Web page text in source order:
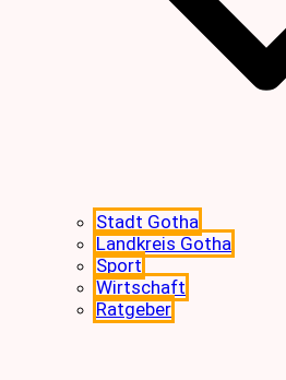
Stadt Gotha
Landkreis Gotha
Sport
Wirtschaft
Ratgeber